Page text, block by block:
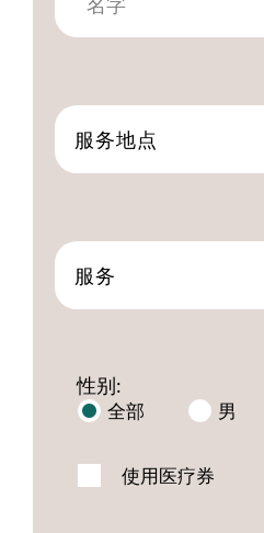
服务地点
服务
性别:
全部 男
使用医疗券